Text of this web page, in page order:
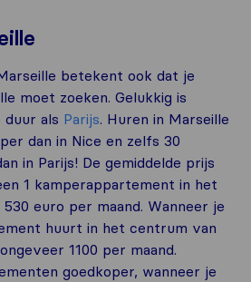
betekent ook dat je
moet zoeken. Gelukkig is
duur als Parijs. Huren in Marseille
dan in Nice en zelfs 30
in Parijs! De gemiddelde prijs
1 kamperappartement in het
euro per maand. Wanneer je
huurt in het centrum van
1100 per maand.
goedkoper, wanneer je